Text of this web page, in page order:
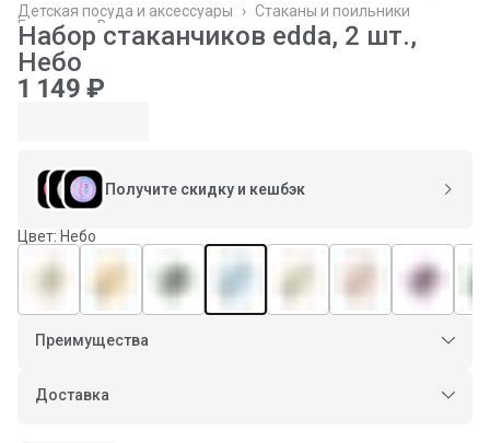
Стаканы и поильники
Детская посуда и аксессуары
›
Все товары
Главная
Набор стаканчиков edda, 2 шт.,
Небо
1 149 ₽
Получите скидку и кешбэк
Цвет: Небо
Преимущества
Оплата частями в Сплит
Оплата — картой или СБП
Доставка